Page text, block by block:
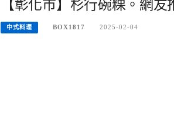
【彰化市】杉行碗粿。網
中式料理 BOX1817 2025-02-04